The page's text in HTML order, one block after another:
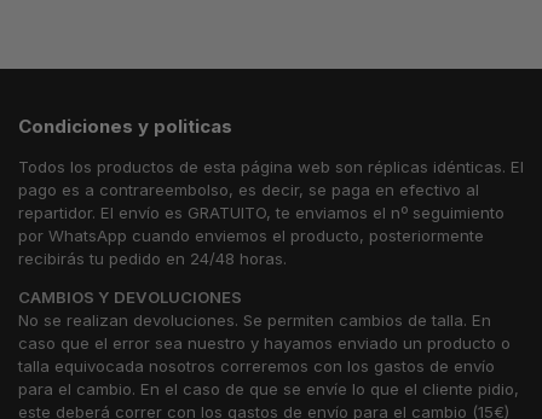
Condiciones y politicas
Todos los productos de esta página web son réplicas idénticas. El
pago es a contrareembolso, es decir, se paga en efectivo al
repartidor. El envío es GRATUITO, te enviamos el nº seguimiento
por WhatsApp cuando enviemos el producto, posteriormente
recibirás tu pedido en 24/48 horas.
CAMBIOS Y DEVOLUCIONES
No se realizan devoluciones. Se permiten cambios de talla. En
caso que el error sea nuestro y hayamos enviado un producto o
talla equivocada nosotros correremos con los gastos de envío
para el cambio. En el caso de que se envíe lo que el cliente pidio,
este deberá correr con los gastos de envío para el cambio (15€)